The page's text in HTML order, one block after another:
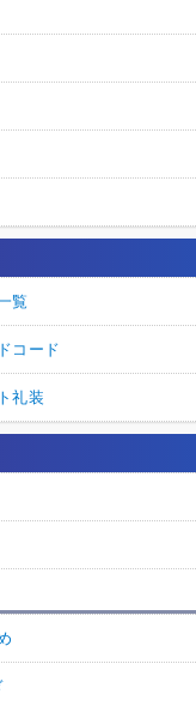
覧
コード
礼装